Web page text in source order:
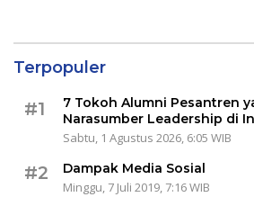
Terpopuler
#1
7 Tokoh Alumni Pesantren
Narasumber Leadership di
Sabtu, 1 Agustus 2026, 6:05 WIB
#2
Dampak Media Sosial
Minggu, 7 Juli 2019, 7:16 WIB